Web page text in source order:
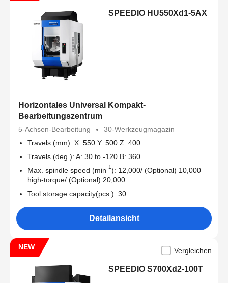
SPEEDIO HU550Xd1-5AX
Horizontales Universal Kompakt-
Bearbeitungszentrum
5-Achsen-Bearbeitung
30-Werkzeugmagazin
Travels (mm): X: 550 Y: 500 Z: 400
Travels (deg.): A: 30 to -120 B: 360
Max. spindle speed (min-1): 12,000/ (Optional) 10,000
high-torque/ (Optional) 20,000
Tool storage capacity(pcs.): 30
Detailansicht
NEW Vergleichen
SPEEDIO S700Xd2-100T